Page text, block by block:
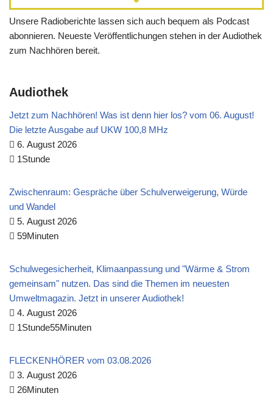
Unsere Radioberichte lassen sich auch bequem als Podcast
abonnieren. Neueste Veröffentlichungen stehen in der Audiothek
zum Nachhören bereit.
Audiothek
Jetzt zum Nachhören! Was ist denn hier los? vom 06. August!
Die letzte Ausgabe auf UKW 100,8 MHz
6. August 2026
1Stunde
Zwischenraum: Gespräche über Schulverweigerung, Würde
und Wandel
5. August 2026
59Minuten
Schulwegesicherheit, Klimaanpassung und "Wärme & Strom
gemeinsam" nutzen. Das sind die Themen im neuesten
Umweltmagazin. Jetzt in unserer Audiothek!
4. August 2026
1Stunde55Minuten
FLECKENHÖRER vom 03.08.2026
3. August 2026
26Minuten